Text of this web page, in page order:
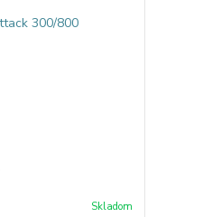
Skladom